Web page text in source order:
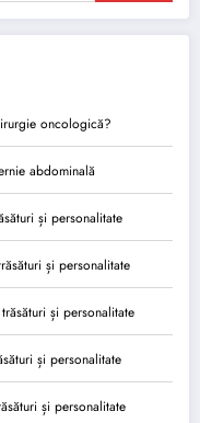
oncologică?
abdominală
și personalitate
și personalitate
și personalitate
și personalitate
și personalitate